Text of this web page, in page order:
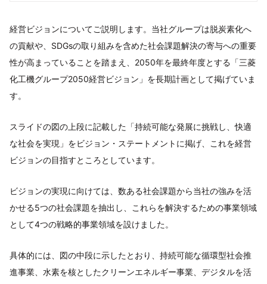
経営ビジョンについてご説明します。当社グループは脱炭素化へ
の貢献や、SDGsの取り組みを含めた社会課題解決の寄与への重要
性が高まっていることを踏まえ、2050年を最終年度とする「三菱
化工機グループ2050経営ビジョン」を長期計画として掲げていま
す。
スライドの図の上段に記載した「持続可能な発展に挑戦し、快適
な社会を実現」をビジョン・ステートメントに掲げ、これを経営
ビジョンの目指すところとしています。
ビジョンの実現に向けては、数ある社会課題から当社の強みを活
かせる5つの社会課題を抽出し、これらを解決するための事業領域
として4つの戦略的事業領域を設けました。
具体的には、図の中段に示したとおり、持続可能な循環型社会推
進事業、水素を核としたクリーンエネルギー事業、デジタルを活